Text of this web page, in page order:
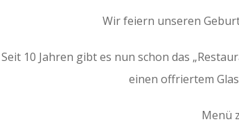
Wir feiern unseren
Seit 10 Jahren gibt es nun schon das
einen offriertem
Menü